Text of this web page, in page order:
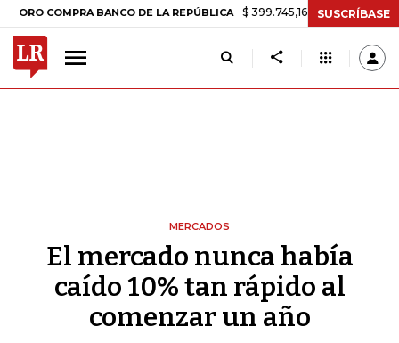
BANCO DE LA REPÚBLICA $ 399.745,16 +$ 2.295,71 +0,58%
SUSCRÍBASE
MERCADOS
El mercado nunca había
caído 10% tan rápido al
comenzar un año